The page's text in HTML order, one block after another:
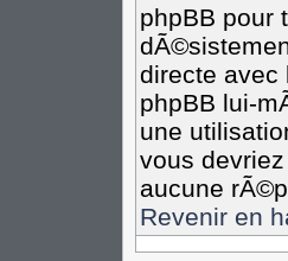
phpBB pour
directe avec
phpBB lui-
une
vous
aucune
Revenir en